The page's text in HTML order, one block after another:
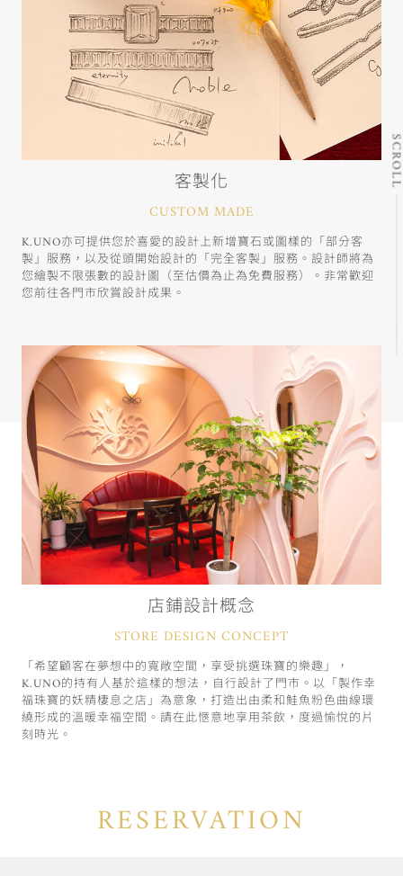
客製化
CUSTOM MADE
K.UNO亦可提供您於喜愛的設計上新增寶石或圖樣的「部分客
製」服務，以及從頭開始設計的「完全客製」服務。設計師將為
您繪製不限張數的設計圖（至估價為止為免費服務）。非常歡迎
您前往各門市欣賞設計成果。
店鋪設計概念
STORE DESIGN CONCEPT
「希望顧客在夢想中的寬敞空間，享受挑選珠寶的樂趣」，
K.UNO的持有人基於這樣的想法，自行設計了門市。以「製作幸
福珠寶的妖精棲息之店」為意象，打造出由柔和鮭魚粉色曲線環
繞形成的溫暖幸福空間。請在此愜意地享用茶飲，度過愉悅的片
刻時光。
RESERVATION